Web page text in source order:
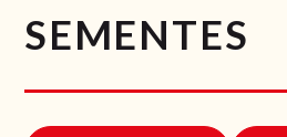
SEMENTES